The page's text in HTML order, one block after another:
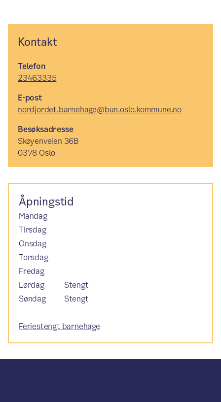
Kontakt
Telefon
23463335
E-post
nordjordet.barnehage@bun.oslo.kommune.no
Besøksadresse
Skøyenveien 36B
0378 Oslo
Åpningstid
Mandag
Tirsdag
Onsdag
Torsdag
Fredag
Lørdag
Stengt
Søndag
Stengt
Feriestengt barnehage